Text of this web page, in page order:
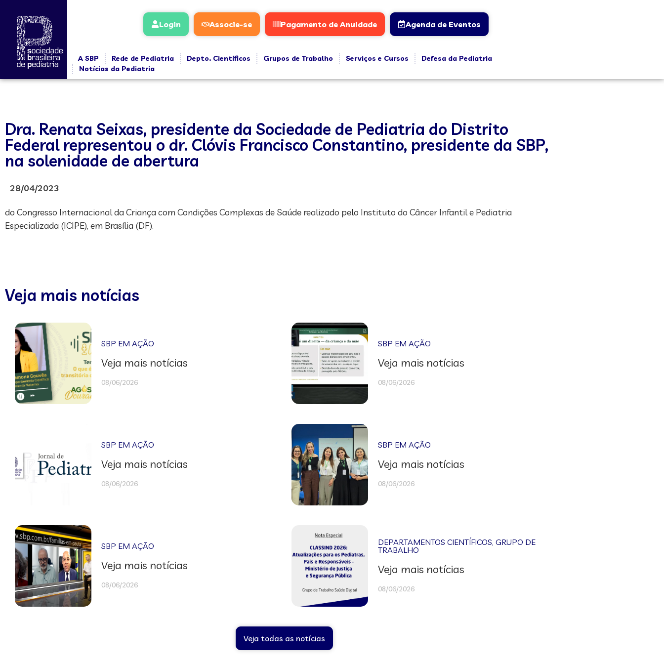
Login Associe-se Pagamento de Anuidade Agenda de Eventos
A SBP Rede de Pediatria Depto. Científicos Grupos de Trabalho Serviços e Cursos
Defesa da Pediatria
Notícias da Pediatria
Dra. Renata Seixas, presidente da Sociedade de Pediatria do Distrito
Federal representou o dr. Clóvis Francisco Constantino, presidente da SBP,
na solenidade de abertura
28/04/2023
do Congresso Internacional da Criança com Condições Complexas de Saúde realizado pelo Instituto do Câncer Infantil e Pediatria
Especializada (ICIPE), em Brasília (DF).
Veja mais notícias
SBP EM AÇÃO
Veja mais notícias
08/06/2026
SBP EM AÇÃO
Veja mais notícias
08/06/2026
SBP EM AÇÃO
Veja mais notícias
08/06/2026
SBP EM AÇÃO
Veja mais notícias
08/06/2026
SBP EM AÇÃO
Veja mais notícias
08/06/2026
DEPARTAMENTOS CIENTÍFICOS,GRUPO DE
TRABALHO
Veja mais notícias
08/06/2026
Veja todas as notícias